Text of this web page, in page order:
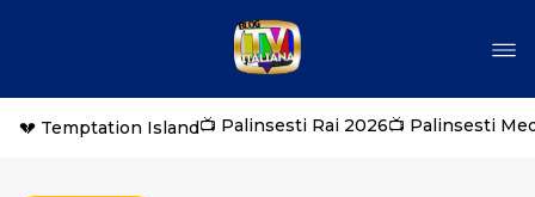
💔 Temptation Island📺 Palinsesti Rai 2026📺 Palinsesti